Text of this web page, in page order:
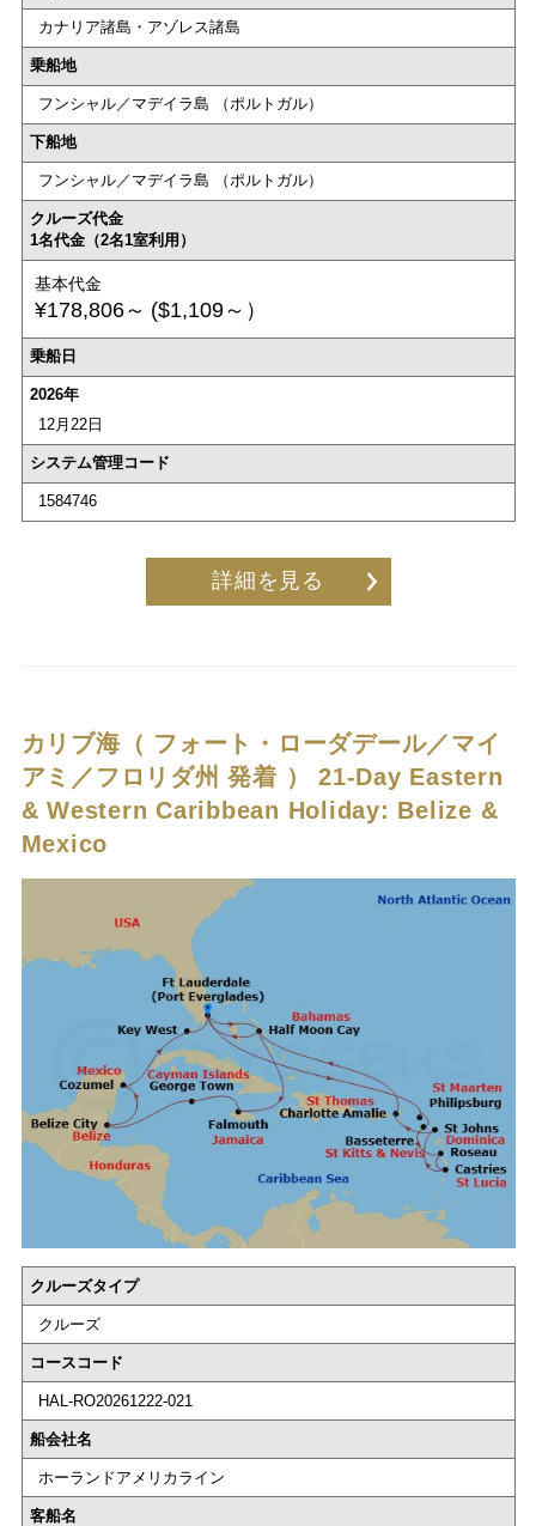
カナリア諸島・アゾレス諸島
乗船地
フンシャル／マデイラ島 （ポルトガル）
下船地
フンシャル／マデイラ島 （ポルトガル）
クルーズ代金
1名代金（2名1室利用）
基本代金
¥178,806～ ($1,109～）
乗船日
2026年
12月22日
システム管理コード
1584746
詳細を見る
カリブ海（ フォート・ローダデール／マイ
アミ／フロリダ州 発着 ） 21-Day Eastern
& Western Caribbean Holiday: Belize &
Mexico
クルーズタイプ
クルーズ
コースコード
HAL-RO20261222-021
船会社名
ホーランドアメリカライン
客船名